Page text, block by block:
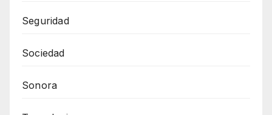
Seguridad
Sociedad
Sonora